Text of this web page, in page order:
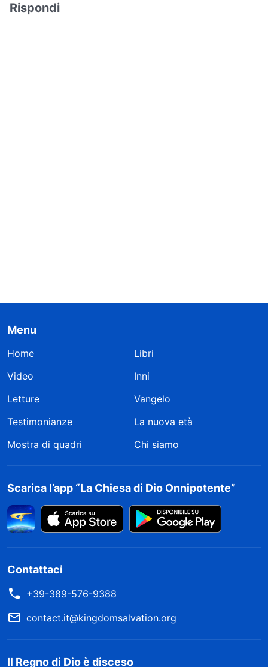
Rispondi
Menu
Home
Libri
Video
Inni
Letture
Vangelo
Testimonianze
La nuova età
Mostra di quadri
Chi siamo
Scarica l’app “La Chiesa di Dio Onnipotente”
Contattaci
+39-389-576-9388
contact.it@kingdomsalvation.org
Il Regno di Dio è disceso